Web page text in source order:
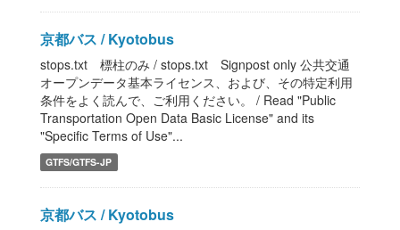
京都バス / Kyotobus
stops.txt 標柱のみ / stops.txt Signpost only 公共交通
オープンデータ基本ライセンス、および、その特定利用
条件をよく読んで、ご利用ください。 / Read "Public
Transportation Open Data Basic License" and its
"Specific Terms of Use"...
GTFS/GTFS-JP
京都バス / Kyotobus